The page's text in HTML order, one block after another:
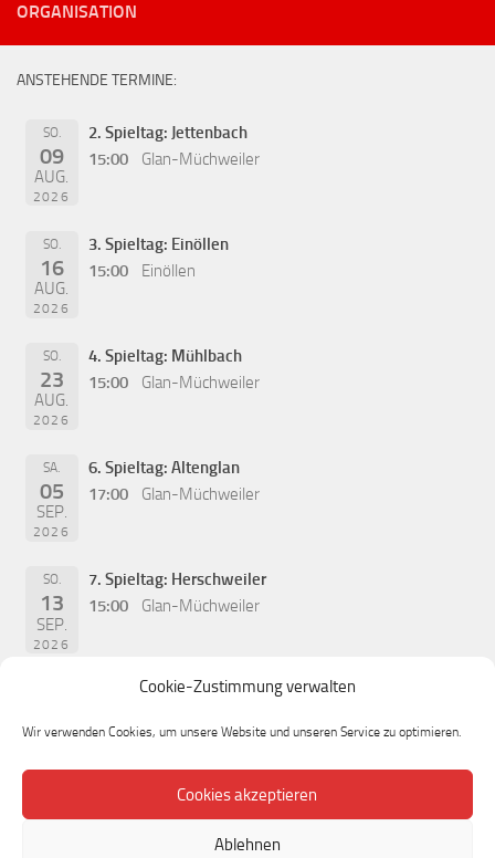
Cookie-Zustimmung verwalten
Wir verwenden Cookies, um unsere Website und unseren Service zu optimieren.
Cookies akzeptieren
Ablehnen
ORGANISATION
ANSTEHENDE TERMINE:
SO.
09
AUG.
2026
2. Spieltag: Jettenbach
15:00
Glan-Müchweiler
SO.
16
AUG.
2026
3. Spieltag: Einöllen
15:00
Einöllen
SO.
23
AUG.
2026
4. Spieltag: Mühlbach
15:00
Glan-Müchweiler
SA.
05
SEP.
2026
6. Spieltag: Altenglan
17:00
Glan-Müchweiler
SO.
13
SEP.
2026
7. Spieltag: Herschweiler
15:00
Glan-Müchweiler